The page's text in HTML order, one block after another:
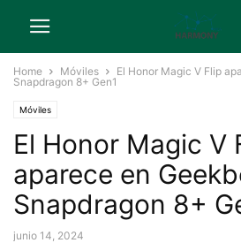
Home Móviles
El Honor Magic V Flip
Snapdragon 8+ Gen1
Móviles
El Honor Magic V
aparece en
Snapdragon 8+
junio 14, 2024